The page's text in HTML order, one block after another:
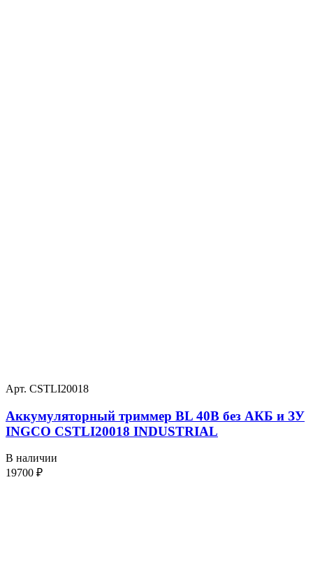
Арт. CSTLI20018
Аккумуляторный триммер BL 40В без АКБ и ЗУ
INGCO CSTLI20018 INDUSTRIAL
В наличии
19700 ₽